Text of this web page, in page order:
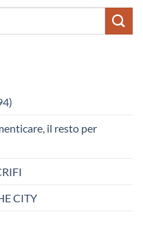
il resto per
CITY